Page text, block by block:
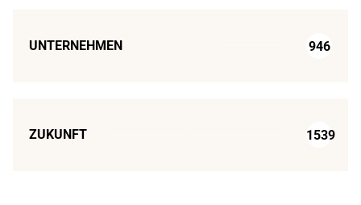
UNTERNEHMEN 946
ZUKUNFT 1539